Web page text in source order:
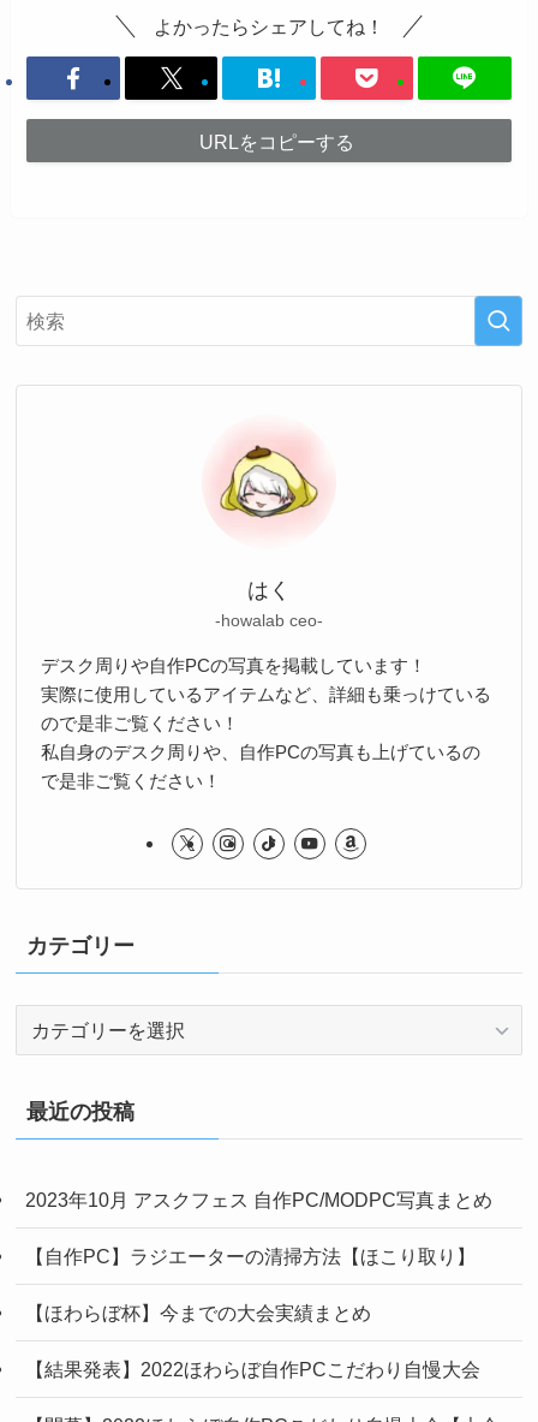
よかったらシェアしてね！
URLをコピーする
はく
-howalab ceo-
デスク周りや自作PCの写真を掲載しています！
実際に使用しているアイテムなど、詳細も乗っけている
ので是非ご覧ください！
私自身のデスク周りや、自作PCの写真も上げているの
で是非ご覧ください！
カテゴリー
リ
ー
最近の投稿
2023年10月 アスクフェス 自作PC/MODPC写真まとめ
【自作PC】ラジエーターの清掃方法【ほこり取り】
【ほわらぼ杯】今までの大会実績まとめ
【結果発表】2022ほわらぼ自作PCこだわり自慢大会